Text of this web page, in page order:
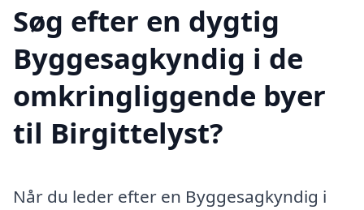
Søg efter en dygtig
Byggesagkyndig i de
omkringliggende byer
til Birgittelyst?
Når du leder efter en Byggesagkyndig i